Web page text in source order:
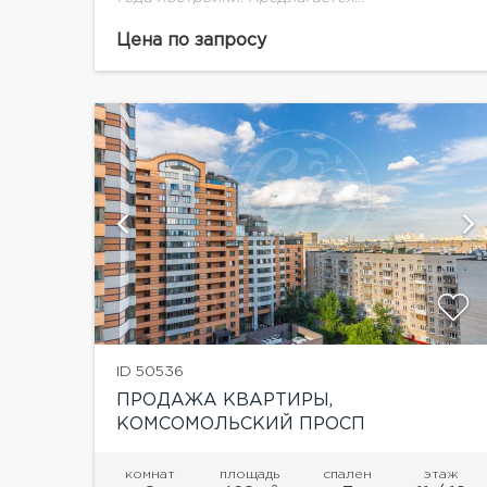
отделки. Планировка: кухня-столовая,
Подземный паркинг....
Цена по запросу
ID 50536
ПРОДАЖА КВАРТИРЫ,
КОМСОМОЛЬСКИЙ ПРОСП
комнат площадь спален этаж